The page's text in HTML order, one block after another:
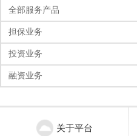
全部服务产品
担保业务
投资业务
融资业务
关于平台